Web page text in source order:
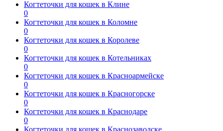
Когтеточки для кошек в Клине
0
Когтеточки для кошек в Коломне
0
Когтеточки для кошек в Королеве
0
Когтеточки для кошек в Котельниках
0
Когтеточки для кошек в Красноармейске
0
Когтеточки для кошек в Красногорске
0
Когтеточки для кошек в Краснодаре
0
Когтеточки для кошек в Краснозаводске